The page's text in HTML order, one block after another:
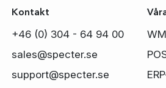
Kontakt
+46 (0) 304 - 64 94 00
sales@specter.se
support@specter.se